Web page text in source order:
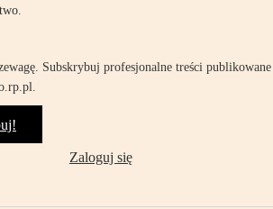
Subskrybuj profesjonalne treści publikowane
Zaloguj się